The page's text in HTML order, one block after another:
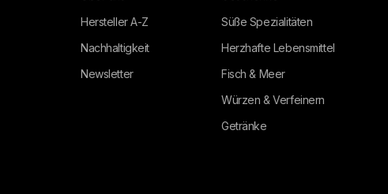
Hersteller A-Z
Nachhaltigkeit
Newsletter
Süße Spezialitäten
Herzhafte Lebensmittel
Fisch & Meer
Würzen & Verfeinern
Getränke